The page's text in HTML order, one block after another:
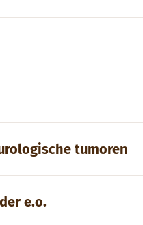
tumoren
e.o.